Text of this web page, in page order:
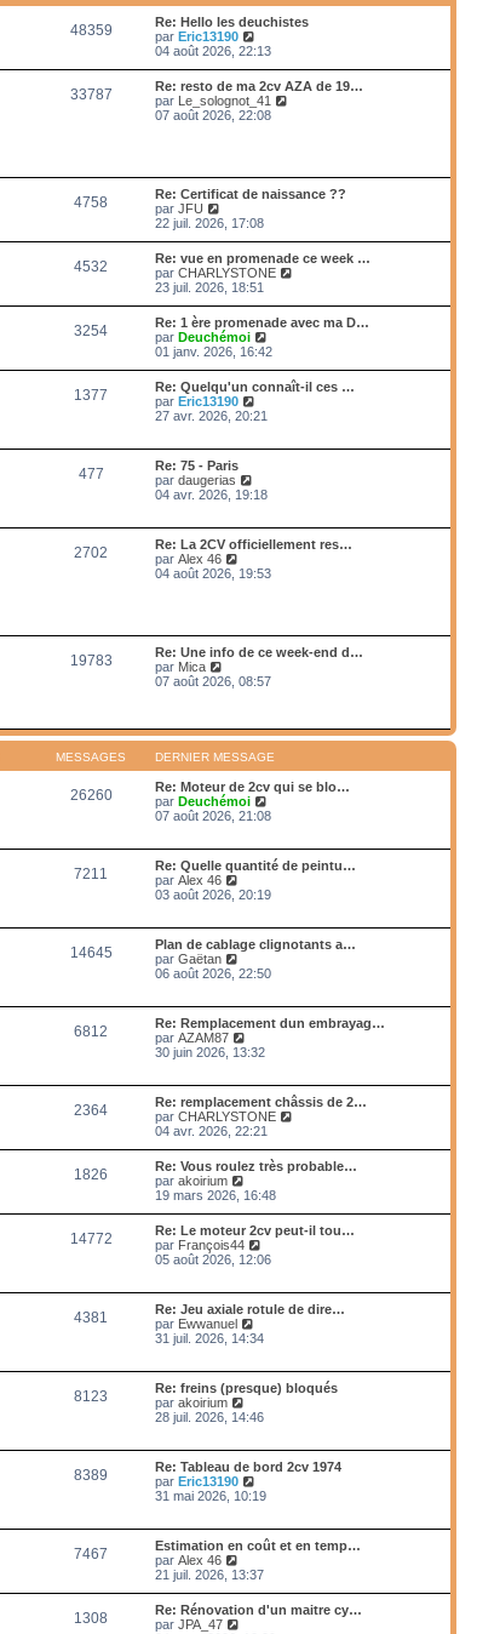
48359
Re: Hello les deuchistes
parEric13190
o
r
l
e
d
i
e
m
e
s
s
a
g
e
04 août 2026, 22:13
33787
Re: resto de ma 2cv AZA de 19…
par Le_solognot_41
e
i
e
r
e
s
s
e
07 août 2026, 22:08
4758
Re: Certificat de naissance ??
parJFU
o
l
e
d
e
r
n
i
e
r
m
e
s
a
g
e
22 juil. 2026, 17:08
4532
Re: vue en promenade ce week …
parCHARLYSTONE
l
e
r
r
g
e
23 juil. 2026, 18:51
3254
Re: 1 ère promenade avec ma D…
parDeuchémoi
o
l
r
m
e
s
s
a
01 janv. 2026, 16:42
1377
Re: Quelqu'un connaît-il ces …
parEric13190
o
d
e
n
i
r
s
a
g
e
27 avr. 2026, 20:21
477
Re: 75 - Paris
pardaugerias
o
e
d
e
e
r
e
a
g
e
04 avr. 2026, 19:18
2702
Re: La 2CV officiellement res…
parAlex 46
o
d
e
r
n
r
e
s
s
a
g
04 août 2026, 19:53
19783
Re: Une info de ce week-end d…
par Mica
o
e
d
r
n
i
e
m
e
s
s
g
e
07 août 2026, 08:57
MESSAGES DERNIER MESSAGE
26260
Re: Moteur de 2cv qui se blo…
parDeuchémoi
o
e
d
e
n
i
r
e
s
s
07 août 2026, 21:08
7211
Re: Quelle quantité de peintu…
parAlex 46
o
e
d
e
n
i
e
r
e
s
s
a
g
e
03 août 2026, 20:19
14645
Plan de cablage clignotants a…
parGaëtan
o
e
d
e
n
i
e
r
m
e
s
s
a
g
e
06 août 2026, 22:50
6812
Re: Remplacement dun embrayag…
parAZAM87
o
e
d
e
r
n
e
r
m
e
s
s
g
e
30 juin 2026, 13:32
2364
Re: remplacement châssis de 2…
parCHARLYSTONE
l
e
r
r
m
e
g
e
04 avr. 2026, 22:21
1826
Re: Vous roulez très probable…
parakoirium
o
r
e
d
r
n
i
e
m
e
s
s
a
e
19 mars 2026, 16:48
14772
Re: Le moteur 2cv peut-il tou…
par François44
o
e
e
n
i
r
e
s
s
a
g
05 août 2026, 12:06
4381
Re: Jeu axiale rotule de dire…
par Ewwanuel
o
e
d
e
n
i
r
e
s
s
a
g
e
31 juil. 2026, 14:34
8123
Re: freins (presque) bloqués
parakoirium
o
e
d
e
n
i
r
m
e
s
28 juil. 2026, 14:46
8389
Re: Tableau de bord 2cv 1974
parEric13190
o
e
d
e
r
n
31 mai 2026, 10:19
7467
Estimation en coût et en temp…
parAlex 46
o
l
e
21 juil. 2026, 13:37
1308
Re: Rénovation d'un maitre cy…
parJPA_47